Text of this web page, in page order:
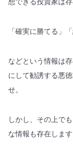
「確実に勝てる」
などという情報は
にして勧誘する悪
せ。
しかし、その上で
な情報も存在します